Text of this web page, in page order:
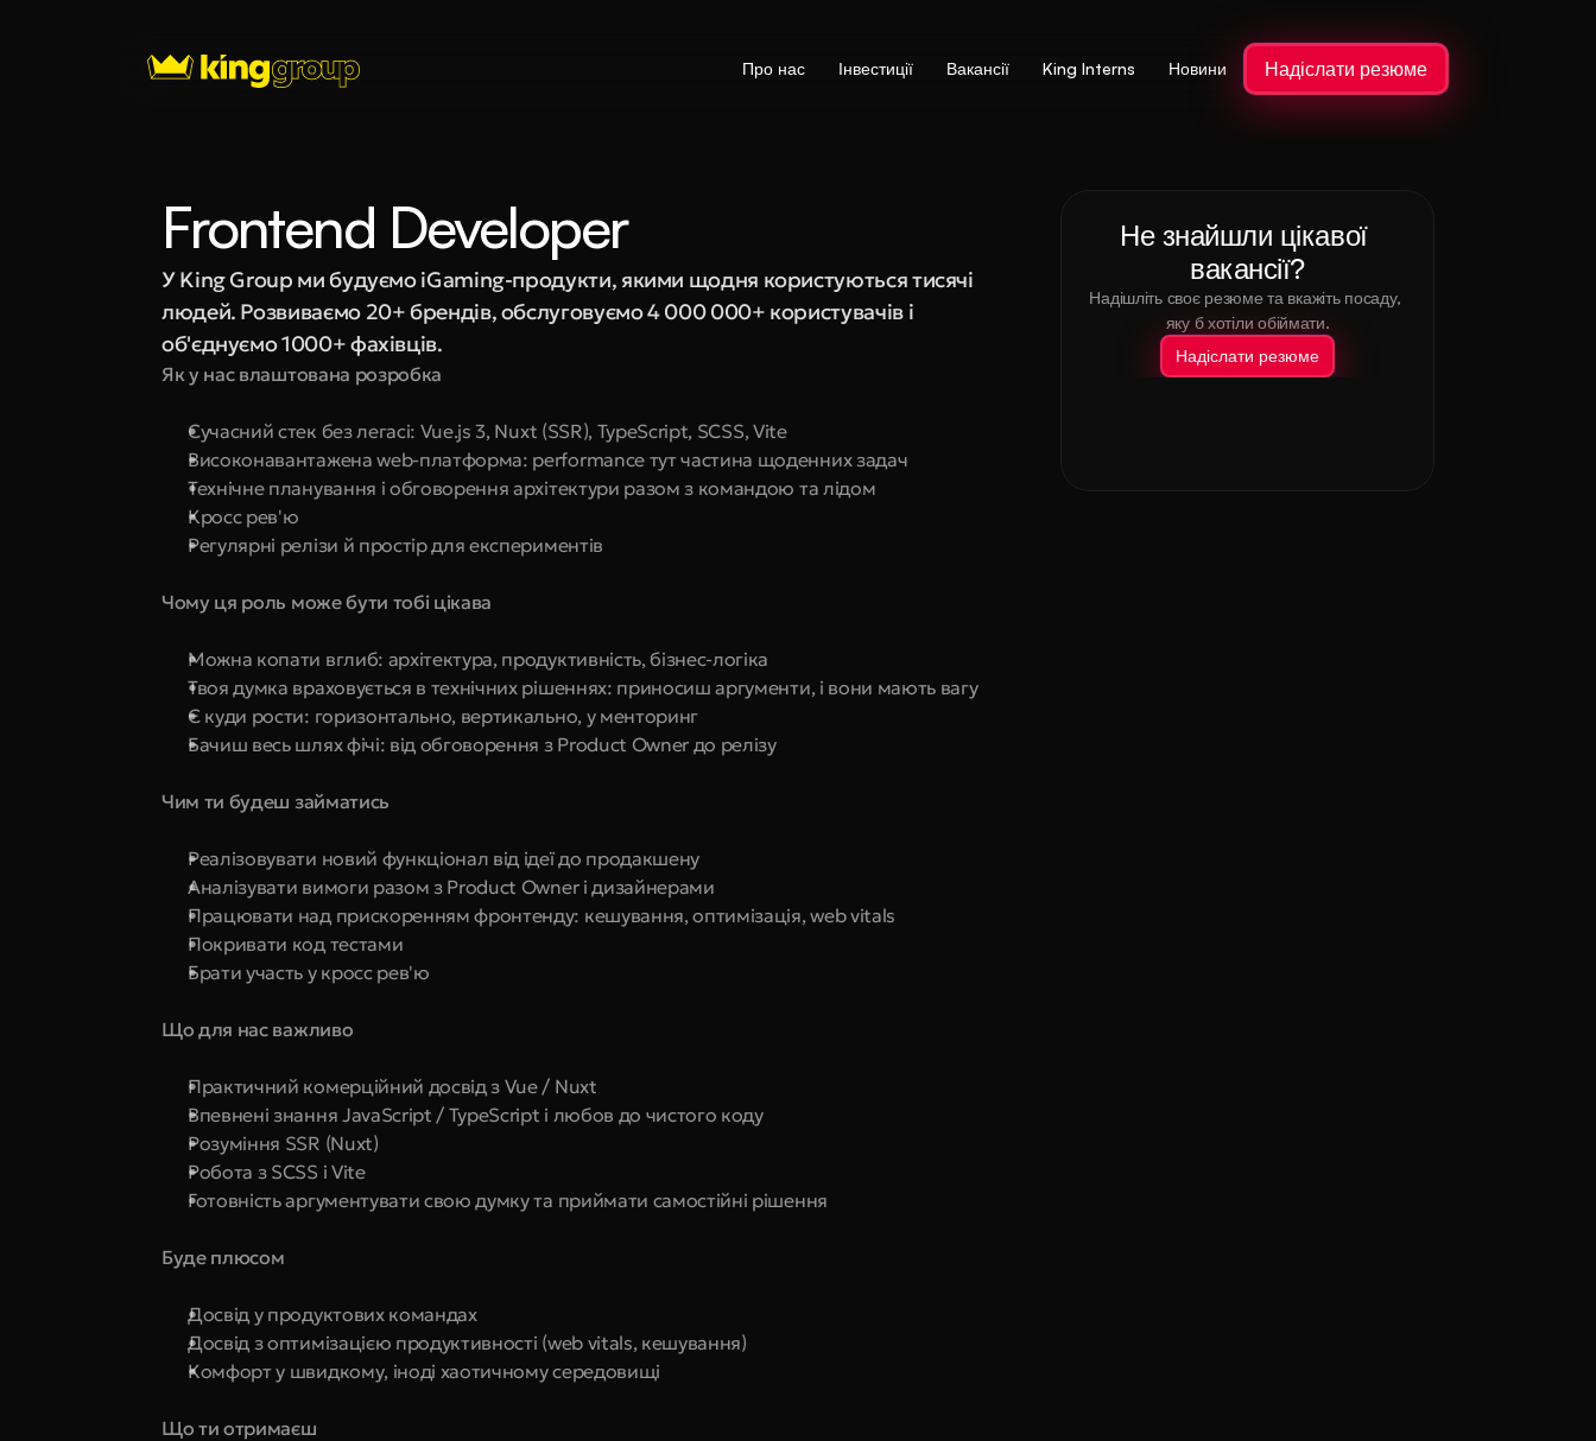
Про нас Інвестиції Вакансії King Interns Новини Надіслати резюме
Frontend Developer
У King Group ми будуємо iGaming-продукти, якими щодня користуються тисячі
людей. Розвиваємо 20+ брендів, обслуговуємо 4 000 000+ користувачів і
об'єднуємо 1000+ фахівців.
Як у нас влаштована розробка
Сучасний стек без легасі: Vue.js 3, Nuxt (SSR), TypeScript, SCSS, Vite
Високонавантажена web-платформа: performance тут частина щоденних задач
Технічне планування і обговорення архітектури разом з командою та лідом
Кросс рев'ю
Регулярні релізи й простір для експериментів
Чому ця роль може бути тобі цікава
Можна копати вглиб: архітектура, продуктивність, бізнес-логіка
Твоя думка враховується в технічних рішеннях: приносиш аргументи, і вони мають вагу
Є куди рости: горизонтально, вертикально, у менторинг
Бачиш весь шлях фічі: від обговорення з Product Owner до релізу
Чим ти будеш займатись
Реалізовувати новий функціонал від ідеї до продакшену
Аналізувати вимоги разом з Product Owner і дизайнерами
Працювати над прискоренням фронтенду: кешування, оптимізація, web vitals
Покривати код тестами
Брати участь у кросс рев'ю
Що для нас важливо
Практичний комерційний досвід з Vue / Nuxt
Впевнені знання JavaScript / TypeScript і любов до чистого коду
Розуміння SSR (Nuxt)
Робота з SCSS і Vite
Готовність аргументувати свою думку та приймати самостійні рішення
Буде плюсом
Досвід у продуктових командах
Досвід з оптимізацією продуктивності (web vitals, кешування)
Комфорт у швидкому, іноді хаотичному середовищі
Що ти отримаєш
Не знайшли цікавої
вакансії?
Надішліть своє резюме та вкажіть посаду,
яку б хотіли обіймати.
Надіслати резюме